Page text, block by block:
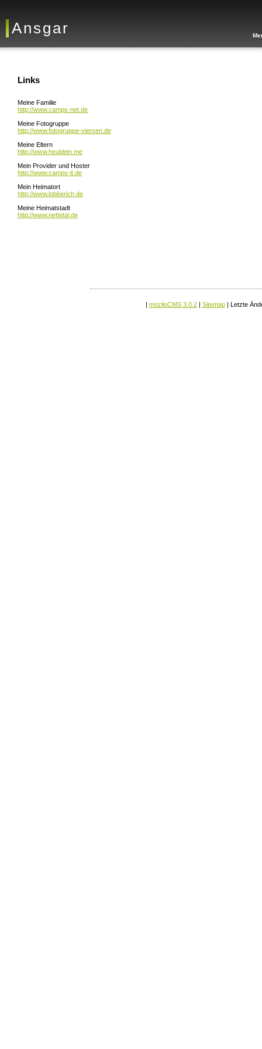
Ansgar
Links
Meine Familie
http://www.camps-net.de
Meine Fotogruppe
http://www.fotogruppe-viersen.de
Meine Eltern
http://www.heublein.me
Mein Provider und Hoster
http://www.camps-it.de
Mein Heimatort
http://www.lobberich.de
Meine Heimatstadt
http://www.nettetal.de
| moziloCMS 3.0.2| Sitemap| Letzte